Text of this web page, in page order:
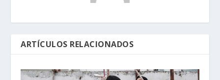
ARTÍCULOS RELACIONADOS